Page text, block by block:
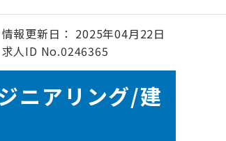
情報更新日： 2025年04月22日
求人ID No.0246365
ニアリング/建